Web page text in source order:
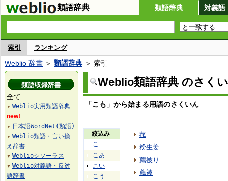
類語辞典 類語辞典 対義語
索引 ランキング
Weblio 辞書 ＞ 類語辞典 ＞ 索引
Weblio類語辞典 のさく
「こも」から始まる用語のさくいん
絞込み
こ
こあ
こい
こう
菰
粉生姜
薦被り
薦被
類語収録辞書
全て
▼ Weblio実用類語辞典
new!
▼ 日本語WordNet(類語)
▼ Weblio類語・言い換
え辞書
▼ Weblioシソーラス
▼ Weblio対義語・反対
語辞書